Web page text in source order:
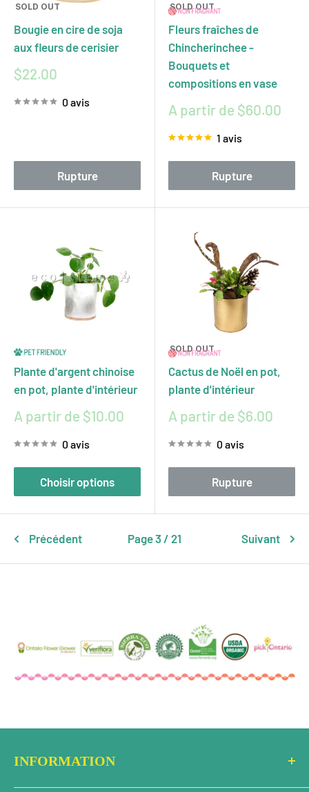
SOLD OUT
Bougie en cire de soja
aux fleurs de cerisier
Prix
$22.00
0 avis
Rupture
SOLD OUT
Fleurs fraîches de
Chincherinchee -
Bouquets et
compositions en vase
Prix
réduit
A partir de $60.00
1 avis
Rupture
Plante d'argent chinoise
en pot, plante d'intérieur
Prix
réduit
A partir de $10.00
0 avis
Choisir options
SOLD OUT
Cactus de Noël en pot,
plante d'intérieur
Prix
réduit
A partir de $6.00
0 avis
Rupture
Précédent Page 3 / 21 Suivant
INFORMATION